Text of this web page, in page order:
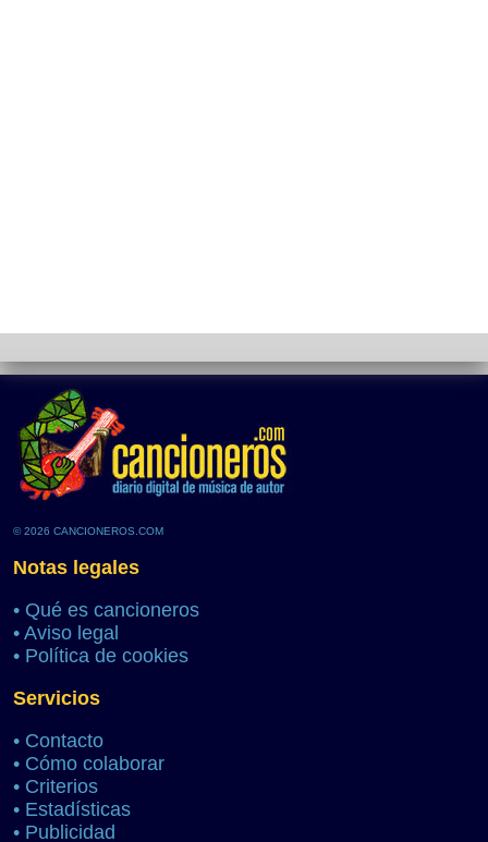
© 2026 CANCIONEROS.COM
Notas legales
• Qué es cancioneros
• Aviso legal
• Política de cookies
Servicios
• Contacto
• Cómo colaborar
• Criterios
• Estadísticas
• Publicidad